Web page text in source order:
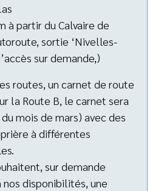
à partir du Calvaire de
sortie ‘Nivelles-
sur demande,)
routes, un carnet de route
la Route B, le carnet sera
mois de mars) avec des
à différentes
sur demande
disponibilités, une